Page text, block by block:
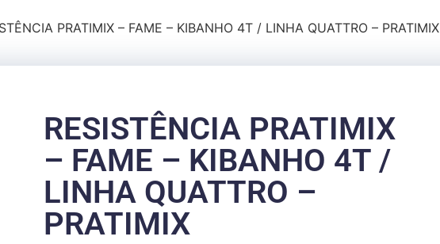
PRATIMIX – FAME – KIBANHO 4T / LINHA QUATTRO – PRATIMIX
RESISTÊNCIA PRATIMIX
– FAME – KIBANHO 4T /
LINHA QUATTRO –
PRATIMIX